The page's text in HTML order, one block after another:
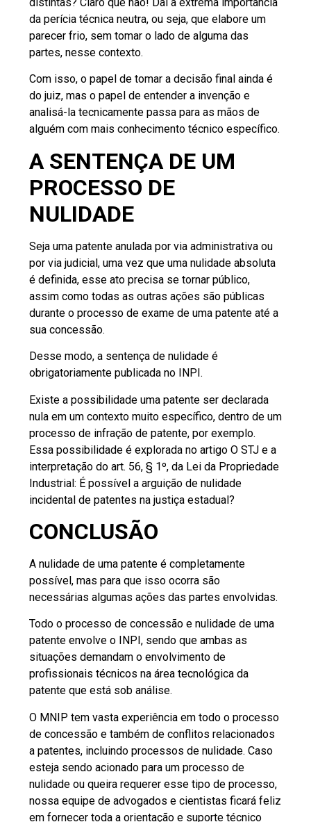
da perícia técnica neutra, ou seja, que elabore um
parecer frio, sem tomar o lado de alguma das
partes, nesse contexto.
Com isso, o papel de tomar a decisão final ainda é
do juiz, mas o papel de entender a invenção e
analisá-la tecnicamente passa para as mãos de
alguém com mais conhecimento técnico específico.
A SENTENÇA DE UM
PROCESSO DE
NULIDADE
Seja uma patente anulada por via administrativa ou
por via judicial, uma vez que uma nulidade absoluta
é definida, esse ato precisa se tornar público,
assim como todas as outras ações são públicas
durante o processo de exame de uma patente até a
sua concessão.
Desse modo, a sentença de nulidade é
obrigatoriamente publicada no INPI.
Existe a possibilidade uma patente ser declarada
nula em um contexto muito específico, dentro de um
processo de infração de patente, por exemplo.
Essa possibilidade é explorada no artigo O STJ e a
interpretação do art. 56, § 1º, da Lei da Propriedade
Industrial: É possível a arguição de nulidade
incidental de patentes na justiça estadual?
CONCLUSÃO
A nulidade de uma patente é completamente
possível, mas para que isso ocorra são
necessárias algumas ações das partes envolvidas.
Todo o processo de concessão e nulidade de uma
patente envolve o INPI, sendo que ambas as
situações demandam o envolvimento de
profissionais técnicos na área tecnológica da
patente que está sob análise.
O MNIP tem vasta experiência em todo o processo
de concessão e também de conflitos relacionados
a patentes, incluindo processos de nulidade. Caso
esteja sendo acionado para um processo de
nulidade ou queira requerer esse tipo de processo,
nossa equipe de advogados e cientistas ficará feliz
em fornecer toda a orientação e suporte técnico